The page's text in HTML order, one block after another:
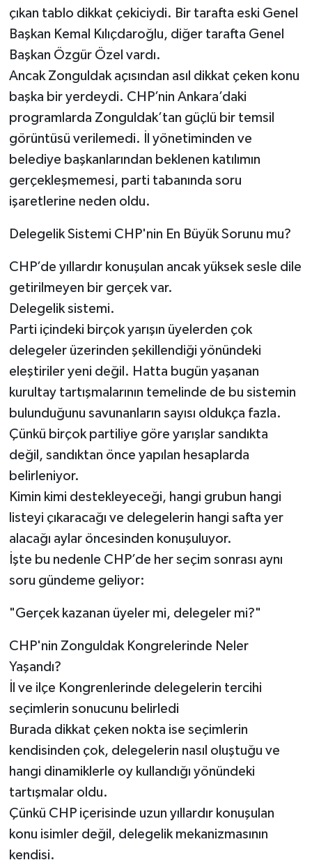
çıkan tablo dikkat çekiciydi. Bir tarafta eski Genel
Başkan Kemal Kılıçdaroğlu, diğer tarafta Genel
Başkan Özgür Özel vardı.
Ancak Zonguldak açısından asıl dikkat çeken konu
başka bir yerdeydi. CHP’nin Ankara’daki
programlarda Zonguldak’tan güçlü bir temsil
görüntüsü verilemedi. İl yönetiminden ve
belediye başkanlarından beklenen katılımın
gerçekleşmemesi, parti tabanında soru
işaretlerine neden oldu.
Delegelik Sistemi CHP'nin En Büyük Sorunu mu?
CHP’de yıllardır konuşulan ancak yüksek sesle dile
getirilmeyen bir gerçek var.
Delegelik sistemi.
Parti içindeki birçok yarışın üyelerden çok
delegeler üzerinden şekillendiği yönündeki
eleştiriler yeni değil. Hatta bugün yaşanan
kurultay tartışmalarının temelinde de bu sistemin
bulunduğunu savunanların sayısı oldukça fazla.
Çünkü birçok partiliye göre yarışlar sandıkta
değil, sandıktan önce yapılan hesaplarda
belirleniyor.
Kimin kimi destekleyeceği, hangi grubun hangi
listeyi çıkaracağı ve delegelerin hangi safta yer
alacağı aylar öncesinden konuşuluyor.
İşte bu nedenle CHP’de her seçim sonrası aynı
soru gündeme geliyor:
"Gerçek kazanan üyeler mi, delegeler mi?"
CHP'nin Zonguldak Kongrelerinde Neler
Yaşandı?
İl ve ilçe Kongrenlerinde delegelerin tercihi
seçimlerin sonucunu belirledi
Burada dikkat çeken nokta ise seçimlerin
kendisinden çok, delegelerin nasıl oluştuğu ve
hangi dinamiklerle oy kullandığı yönündeki
tartışmalar oldu.
Çünkü CHP içerisinde uzun yıllardır konuşulan
konu isimler değil, delegelik mekanizmasının
kendisi.